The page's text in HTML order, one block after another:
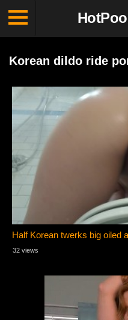
Korean dildo ride
Half Korean twerks big oiled
32 views